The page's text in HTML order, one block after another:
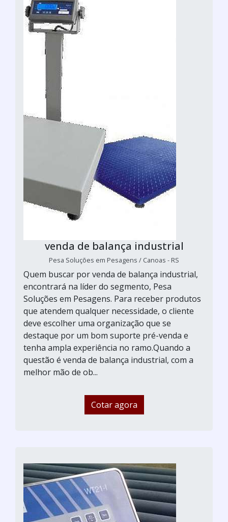
venda de balança industrial
Pesa Soluções em Pesagens / Canoas - RS
Quem buscar por venda de balança industrial,
encontrará na líder do segmento, Pesa
Soluções em Pesagens. Para receber produtos
que atendem qualquer necessidade, o cliente
deve escolher uma organização que se
destaque por um bom suporte pré-venda e
tenha ampla experiência no ramo.Quando a
questão é venda de balança industrial, com a
melhor mão de ob...
Cotar agora